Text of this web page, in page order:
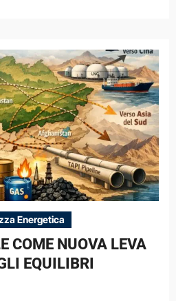
Energetica
COME NUOVA LEVA
EQUILIBRI